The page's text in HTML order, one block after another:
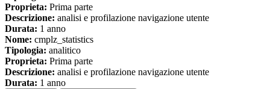
Proprieta: Prima parte
Descrizione: analisi e profilazione navigazione utente
Durata: 1 anno
Nome: cmplz_statistics
Tipologia: analitico
Proprieta: Prima parte
Descrizione: analisi e profilazione navigazione utente
Durata: 1 anno